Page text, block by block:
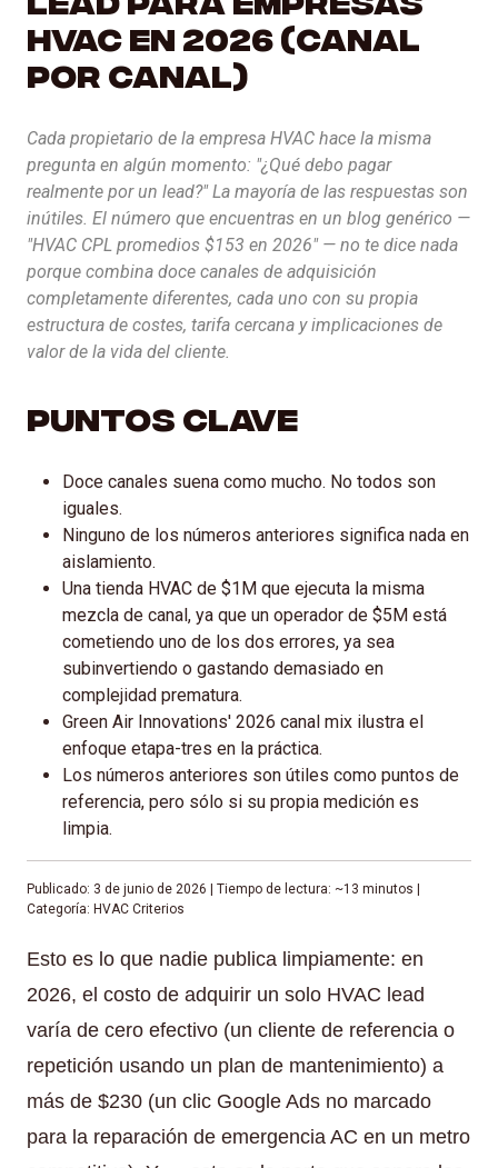
HVAC en 2026 (canal
por canal)
Cada propietario de la empresa HVAC hace la misma
pregunta en algún momento: "¿Qué debo pagar
realmente por un lead?" La mayoría de las respuestas son
inútiles. El número que encuentras en un blog genérico —
"HVAC CPL promedios $153 en 2026" — no te dice nada
porque combina doce canales de adquisición
completamente diferentes, cada uno con su propia
estructura de costes, tarifa cercana y implicaciones de
valor de la vida del cliente.
Puntos Clave
Doce canales suena como mucho. No todos son
iguales.
Ninguno de los números anteriores significa nada en
aislamiento.
Una tienda HVAC de $1M que ejecuta la misma
mezcla de canal, ya que un operador de $5M está
cometiendo uno de los dos errores, ya sea
subinvertiendo o gastando demasiado en
complejidad prematura.
Green Air Innovations' 2026 canal mix ilustra el
enfoque etapa-tres en la práctica.
Los números anteriores son útiles como puntos de
referencia, pero sólo si su propia medición es
limpia.
Publicado: 3 de junio de 2026 | Tiempo de lectura: ~13 minutos |
Categoría: HVAC Criterios
Esto es lo que nadie publica limpiamente: en
2026, el costo de adquirir un solo HVAC lead
varía de cero efectivo (un cliente de referencia o
repetición usando un plan de mantenimiento) a
más de $230 (un clic Google Ads no marcado
para la reparación de emergencia AC en un metro
AI SERVICIOS
Instant lead captura y calificación
Ventas de salida AI
Ampliación automatizada que impulsa los ingresos
AI SEO
Integración del modelo de lenguaje avanzado